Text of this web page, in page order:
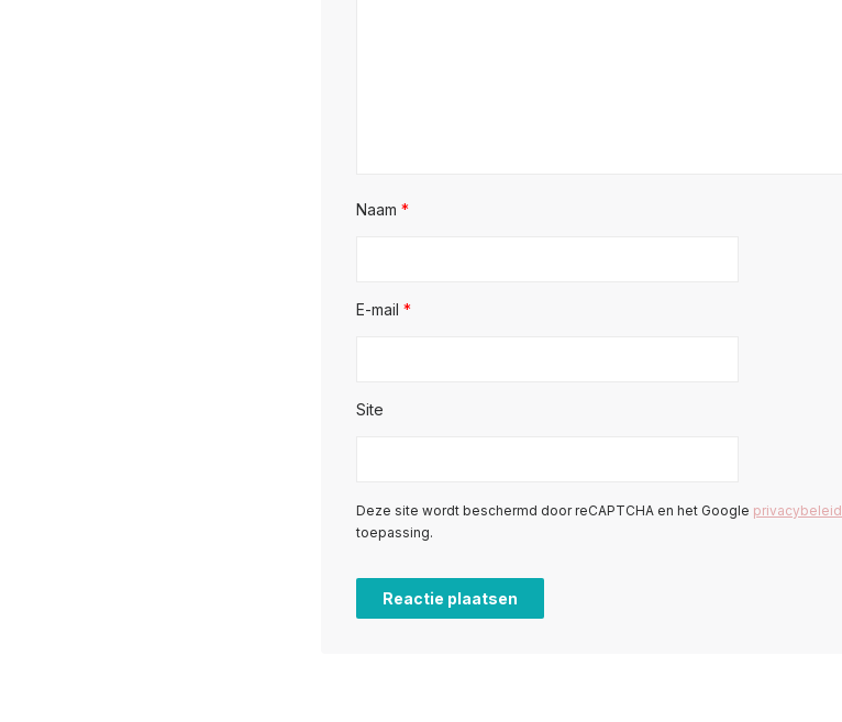
Naam *
E-mail *
Site
Deze site wordt beschermd door reCAPTCHA en het Google privacybeleid
toepassing.